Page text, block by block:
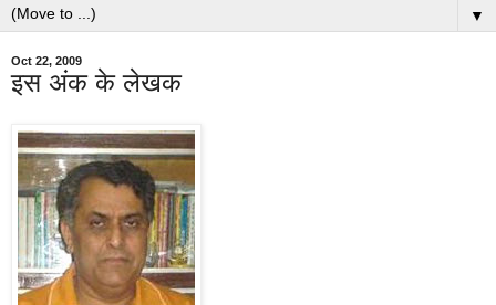
▼
Oct 22, 2009
इस अंक के लेखक